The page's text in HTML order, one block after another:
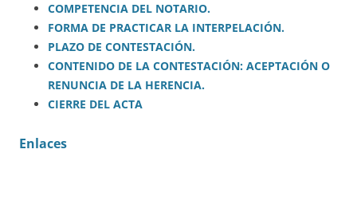
COMPETENCIA DEL NOTARIO.
FORMA DE PRACTICAR LA INTERPELACIÓN.
PLAZO DE CONTESTACIÓN.
CONTENIDO DE LA CONTESTACIÓN: ACEPTACIÓN O
RENUNCIA DE LA HERENCIA.
CIERRE DEL ACTA
Enlaces